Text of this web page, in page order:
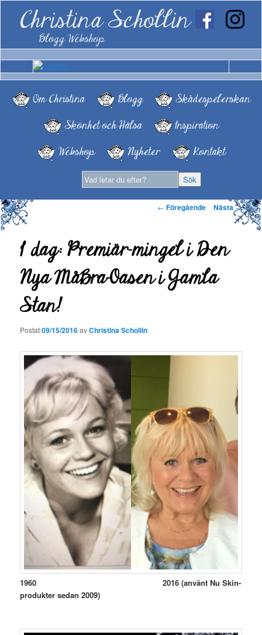
Christina Schollin
Blogg Webshop
Om Christina Blogg
Skådespelerskan
Skönhet och Hälsa
Inspiration
Webshop
Nyheter Kontakt
Inläggsnavigering
← Föregående Nästa→
I dag: Premiär-mingel i Den
Nya MåBra-Oasen i Gamla
Stan!
Postat09/15/2016avChristina Schollin
1960 2016 (använt Nu Skin-
produkter sedan 2009)